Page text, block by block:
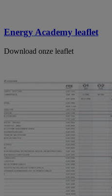
Energy Academy leaflet
Download onze leaflet